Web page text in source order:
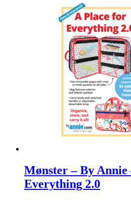
Mønster – By Annie
Everything 2.0